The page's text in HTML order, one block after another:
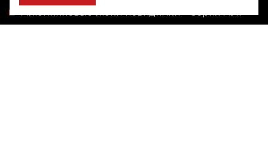
Алюминиевые люки невидимки - Серия АЛР